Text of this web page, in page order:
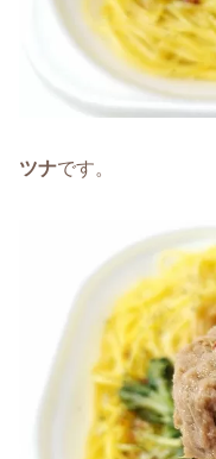
ツナです。